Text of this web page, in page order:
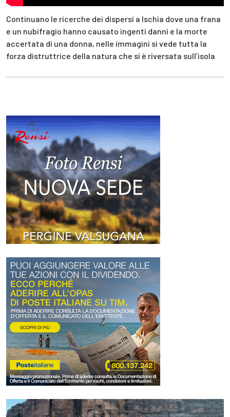
Continuano le ricerche dei dispersi a Ischia dove una frana
e un nubifragio hanno causato ingenti danni e la morte
accertata di una donna, nelle immagini si vede tutta la
forza distruttrice della natura che si è riversata sull’isola